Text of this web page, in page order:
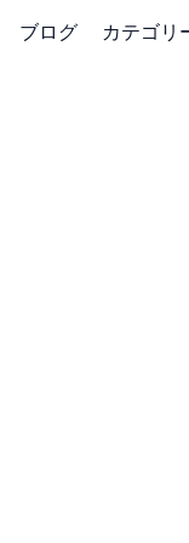
ブログ カテゴリ